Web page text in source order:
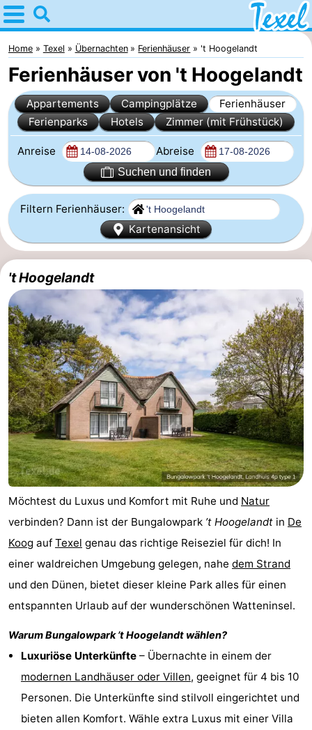
Home
Texel
Tipps
Für
-
Den
Burg
-
Den
-
Cocksdorp
De
Koog
-
Oudeschild
-
De
Waal
-
Oosterend
Natur
Schönste
Aussichtspunkte
Übernachten
Appartements
-
Bosch
en
Zee
-
De
Vlijt
-
Hoeve
Holland
-
Land
Zeezicht
-
Strandhuys
Strandplevier
Campingplätze
Home Texel Übernachten Ferienhäuser 't Hoogelandt
Ferienhäuser von 't Hoogelandt
Appartements Campingplätze
Ferienhäuser
Ferienparks
Hotels Zimmer (mit Frühstück)
Anreise Abreise
Suchen und finden
Filtern Ferienhäuser:
Kartenansicht
't Hoogelandt
Möchtest du Luxus und Komfort mit Ruhe und Natur
verbinden? Dann ist der Bungalowpark ’t Hoogelandt in De
Koog auf Texel genau das richtige Reiseziel für dich! In
einer waldreichen Umgebung gelegen, nahe dem Strand
und den Dünen, bietet dieser kleine Park alles für einen
entspannten Urlaub auf der wunderschönen Watteninsel.
Warum Bungalowpark’t Hoogelandt wählen?
Luxuriöse Unterkünfte – Übernachte in einem der
modernen Landhäuser oder Villen, geeignet für 4 bis 10
Personen. Die Unterkünfte sind stilvoll eingerichtet und
bieten allen Komfort. Wähle extra Luxus mit einer Villa